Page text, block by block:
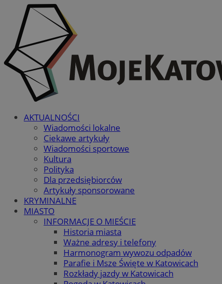
AKTUALNOŚCI
Wiadomości lokalne
Ciekawe artykuły
Wiadomości sportowe
Kultura
Polityka
Dla przedsiębiorców
Artykuły sponsorowane
KRYMINALNE
MIASTO
INFORMACJE O MIEŚCIE
Historia miasta
Ważne adresy i telefony
Harmonogram wywozu odpadów
Parafie i Msze Święte w Katowicach
Rozkłady jazdy w Katowicach